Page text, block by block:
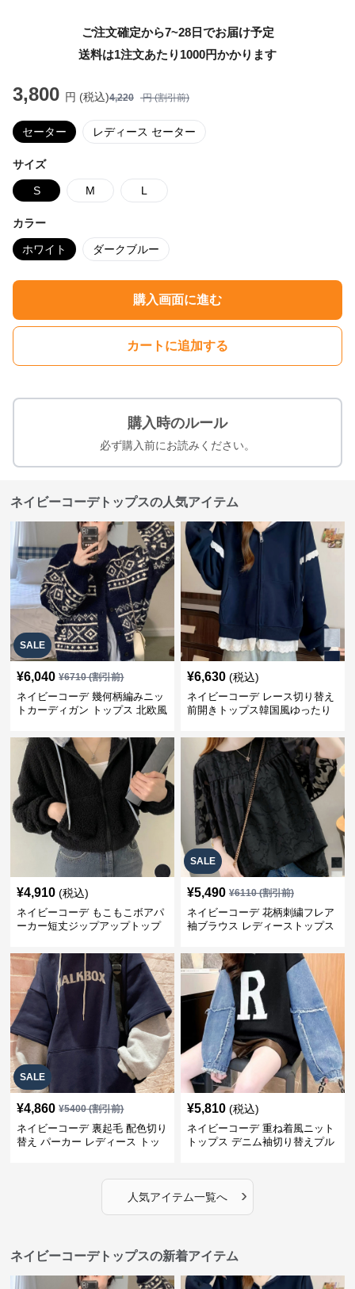
ご注文確定から7~28日でお届け予定
送料は1注文あたり 1000円かかります
3,800 円 (税込)4,220 円 (割引前)
セーター レディース セーター
サイズ
S M L
カラー
ホワイト ダークブルー
購入画面に進む
カートに追加する
購入時のルール
必ず購入前にお読みください。
ネイビーコーデトップスの人気アイテム
SALE
¥6,040 ¥6710(割引前)
ネイビーコーデ 幾何柄編みニッ
トカーディガン トップス 北欧風
¥6,630 (税込)
ネイビーコーデ レース切り替え
前開きトップス韓国風ゆったり
¥4,910 (税込)
ネイビーコーデ もこもこボアパ
ーカー短丈ジップアップトップ
SALE
¥5,490 ¥6110(割引前)
ネイビーコーデ 花柄刺繍フレア
袖ブラウス レディーストップス
SALE
¥4,860 ¥5400(割引前)
ネイビーコーデ 裏起毛 配色切り
替え パーカー レディース トッ
¥5,810 (税込)
ネイビーコーデ 重ね着風ニット
トップス デニム袖切り替えプル
人気アイテム一覧へ ›
ネイビーコーデトップスの新着アイテム